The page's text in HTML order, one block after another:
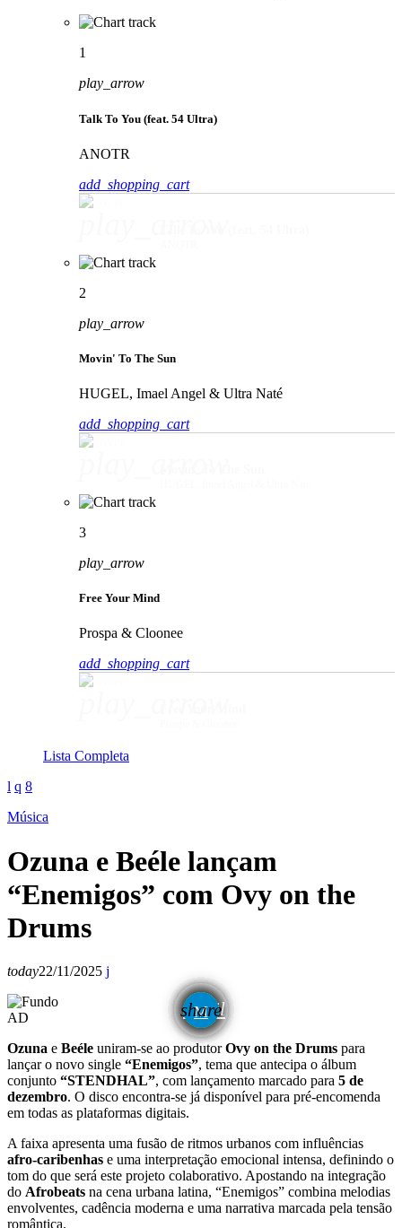
1
play_arrow
Talk To You (feat. 54 Ultra)
ANOTR
add_shopping_cart
2
play_arrow
Movin' To The Sun
HUGEL, Imael Angel & Ultra Naté
add_shopping_cart
3
play_arrow
Free Your Mind
Prospa & Cloonee
add_shopping_cart
Lista Completa
Música
Ozuna e Beéle lançam
“Enemigos” com Ovy on the
Drums
today22/11/2025
share
email
AD
Ozuna e Beéle uniram-se ao produtorOvy on the Drums para
lançar o novo single “Enemigos”, tema que antecipa o álbum
conjunto “STENDHAL”, com lançamento marcado para 5 de
dezembro. O disco encontra-se já disponível para pré-encomenda
em todas as plataformas digitais.
A faixa apresenta uma fusão de ritmos urbanos com influências
afro-caribenhas e uma interpretação emocional intensa, definindo o
tom do que será este projeto colaborativo. Apostando na integração
do Afrobeats na cena urbana latina, “Enemigos” combina melodias
envolventes, cadência moderna e uma narrativa marcada pela tensão
romântica.